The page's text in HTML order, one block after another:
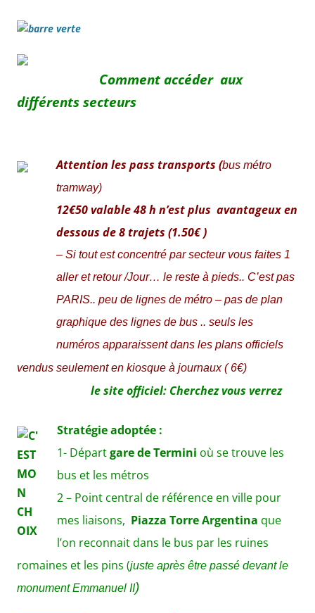
Comment accéder aux
différents secteurs
Attention les pass transports (bus métro
tramway)
12€50 valable 48 h n’est plus avantageux en
dessous de 8 trajets (1.50€ )
– Si tout est concentré par secteur vous faites 1
aller et retour /Jour… le reste à pieds.. C’est pas
PARIS.. peu de lignes de métro – pas de plan
graphique des lignes de bus .. seuls les
numéros apparaissent dans les plans officiels
vendus seulement en kiosque à journaux( 6€)
le site officiel: Cherchez vous verrez
Stratégie adoptée :
1- Départgare de Termini où se trouve les
bus et les métros
2 – Point central de référence en ville pour
mes liaisons, Piazza Torre Argentina que
l’on reconnait dans le bus par les ruines
romaines et les pins (juste après être passé devant le
monument Emmanuel II)